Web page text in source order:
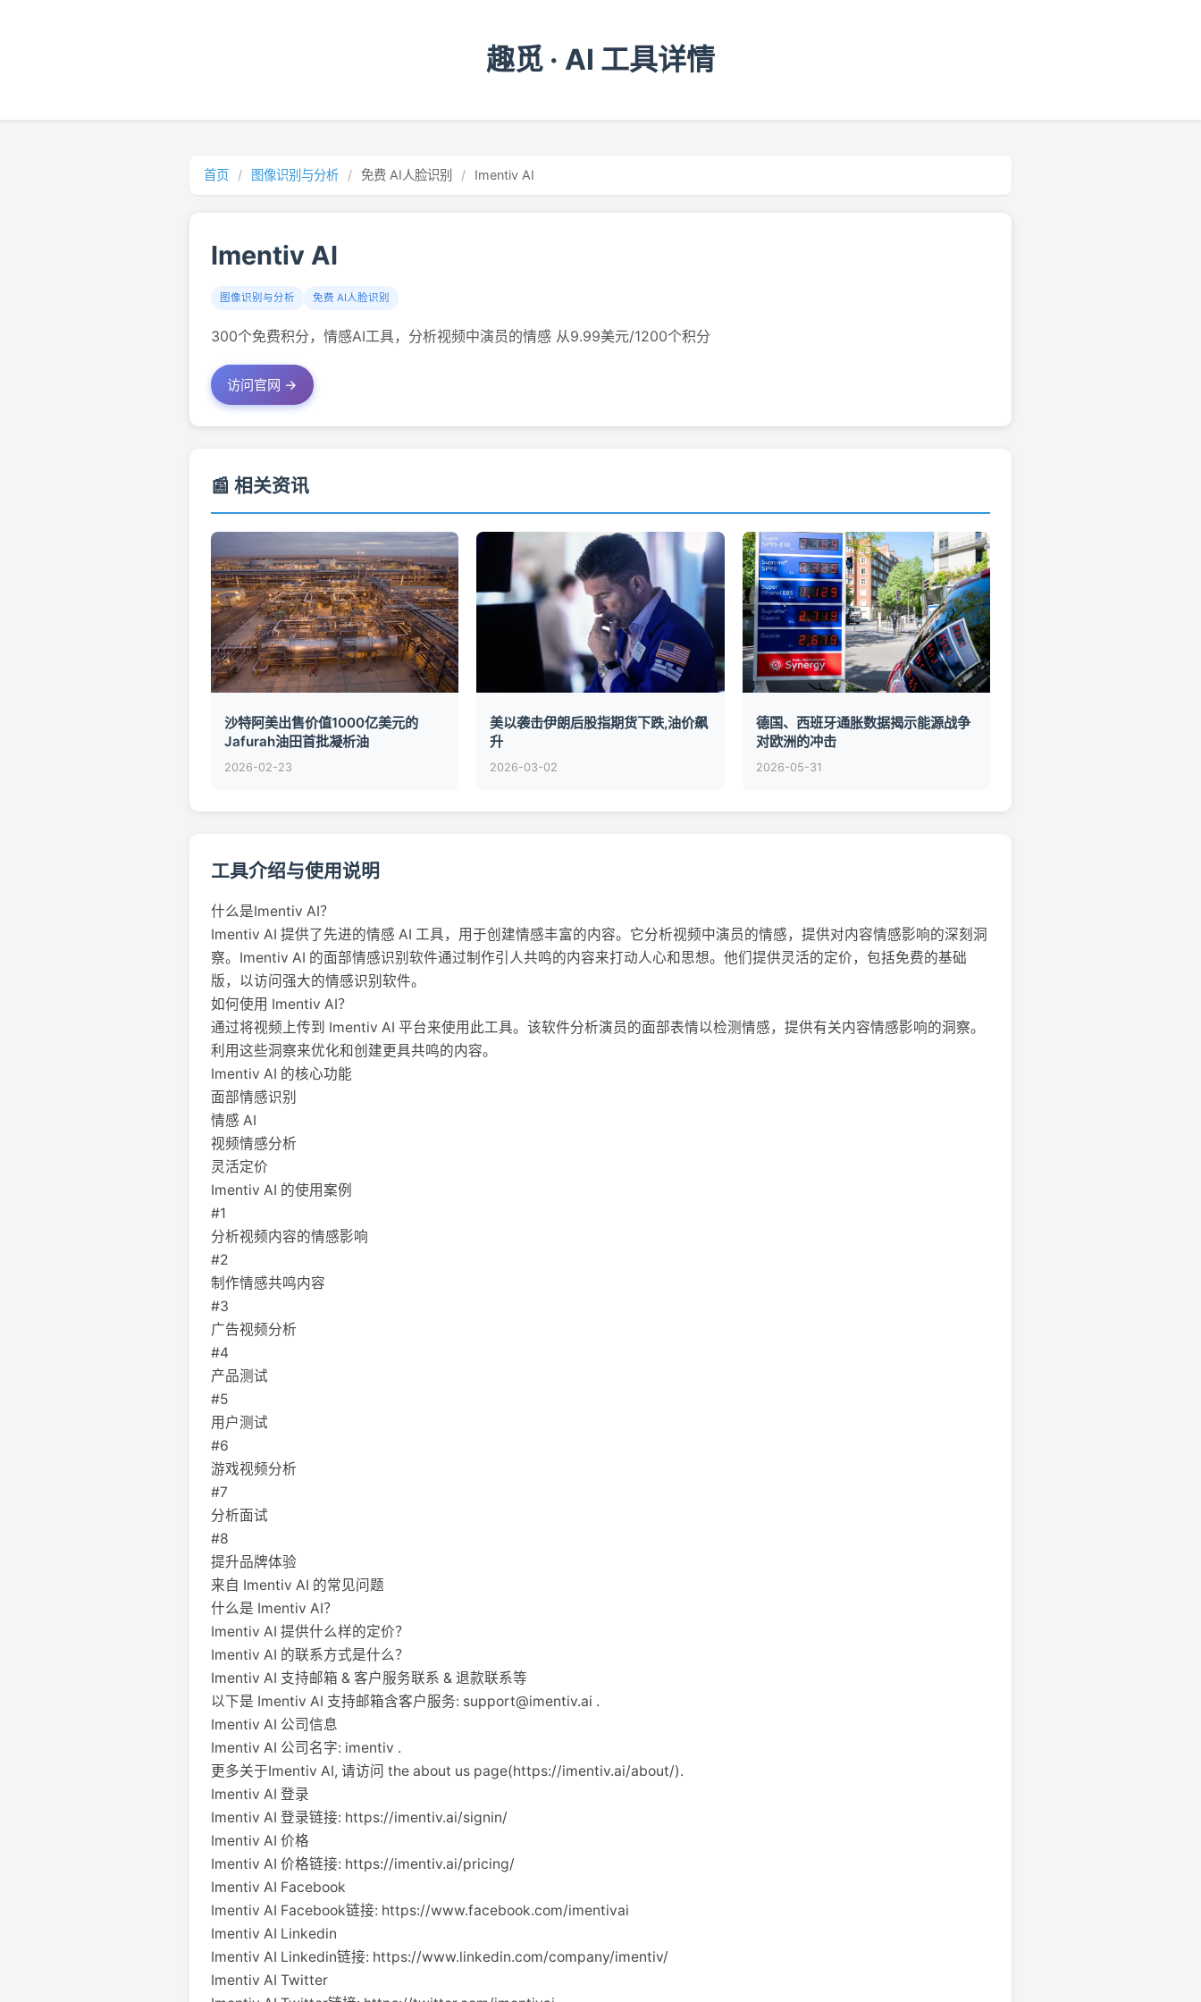
趣觅 · AI 工具详情
首页 / 图像识别与分析 / 免费 AI人脸识别 / Imentiv AI
Imentiv AI
图像识别与分析 免费 AI人脸识别
300个免费积分，情感AI工具，分析视频中演员的情感 从9.99美元/1200个积分
访问官网 →
📰 相关资讯
沙特阿美出售价值1000亿美元的
Jafurah油田首批凝析油
2026-02-23
美以袭击伊朗后股指期货下跌,油价飙
升
2026-03-02
德国、西班牙通胀数据揭示能源战争
对欧洲的冲击
2026-05-31
工具介绍与使用说明
什么是Imentiv AI？
Imentiv AI 提供了先进的情感 AI 工具，用于创建情感丰富的内容。它分析视频中演员的情感，提供对内容情感影响的深刻洞
察。Imentiv AI 的面部情感识别软件通过制作引人共鸣的内容来打动人心和思想。他们提供灵活的定价，包括免费的基础
版，以访问强大的情感识别软件。
如何使用 Imentiv AI？
通过将视频上传到 Imentiv AI 平台来使用此工具。该软件分析演员的面部表情以检测情感，提供有关内容情感影响的洞察。
利用这些洞察来优化和创建更具共鸣的内容。
Imentiv AI 的核心功能
面部情感识别
情感 AI
视频情感分析
灵活定价
Imentiv AI 的使用案例
#1
分析视频内容的情感影响
#2
制作情感共鸣内容
#3
广告视频分析
#4
产品测试
#5
用户测试
#6
游戏视频分析
#7
分析面试
#8
提升品牌体验
来自 Imentiv AI 的常见问题
什么是 Imentiv AI？
Imentiv AI 提供什么样的定价？
Imentiv AI 的联系方式是什么？
Imentiv AI 支持邮箱 & 客户服务联系 & 退款联系等
以下是 Imentiv AI 支持邮箱含客户服务: support@imentiv.ai .
Imentiv AI 公司信息
Imentiv AI 公司名字: imentiv .
更多关于Imentiv AI, 请访问 the about us page(https://imentiv.ai/about/).
Imentiv AI 登录
Imentiv AI 登录链接: https://imentiv.ai/signin/
Imentiv AI 价格
Imentiv AI 价格链接: https://imentiv.ai/pricing/
Imentiv AI Facebook
Imentiv AI Facebook链接: https://www.facebook.com/imentivai
Imentiv AI Linkedin
Imentiv AI Linkedin链接: https://www.linkedin.com/company/imentiv/
Imentiv AI Twitter